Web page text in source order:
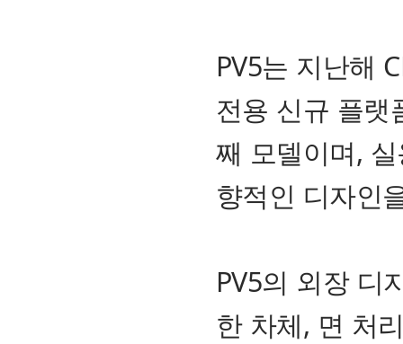
PV5는 지난해
전용 신규 플랫
째 모델이며,
향적인 디자인
PV5의 외장 디
한 차체, 면 처